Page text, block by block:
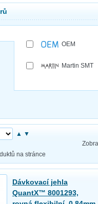
OEM
Martin SMT
▲ ▼
na stránce
Dávkovací jehla
QuantX™ 8001293,